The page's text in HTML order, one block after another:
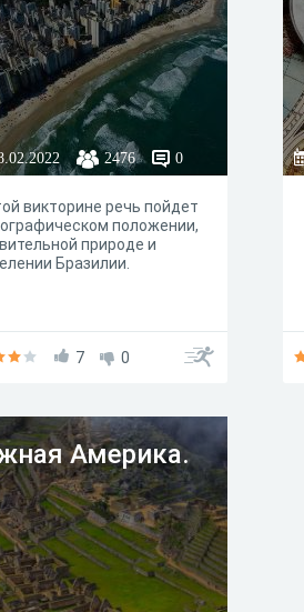
2476 0
викторине речь пойдет
положении,
природе и
Бразилии.
7 0
Америка.